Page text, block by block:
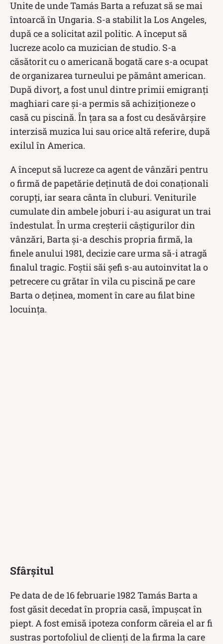
Unite de unde Tamás Barta a refuzat să se mai
întoarcă în Ungaria. S-a stabilit la Los Angeles,
după ce a solicitat azil politic. A început să
lucreze acolo ca muzician de studio. S-a
căsătorit cu o americană bogată care s-a ocupat
de organizarea turneului pe pământ american.
După divorț, a fost unul dintre primii emigranți
maghiari care și-a permis să achiziționeze o
casă cu piscină. În țara sa a fost cu desăvârșire
interzisă muzica lui sau orice altă referire, după
exilul în America.
A început să lucreze ca agent de vânzări pentru
o firmă de papetărie deținută de doi conaționali
corupți, iar seara cânta în cluburi. Veniturile
cumulate din ambele joburi i-au asigurat un trai
îndestulat. În urma creșterii câștigurilor din
vânzări, Barta și-a deschis propria firmă, la
finele anului 1981, decizie care urma să-i atragă
finalul tragic. Foștii săi șefi s-au autoinvitat la o
petrecere cu grătar în vila cu piscină pe care
Barta o deținea, moment în care au filat bine
locuința.
Sfârșitul
Pe data de de 16 februarie 1982 Tamás Barta a
fost găsit decedat în propria casă, împușcat în
piept. A fost emisă ipoteza conform căreia el ar fi
sustras portofoliul de clienți de la firma la care